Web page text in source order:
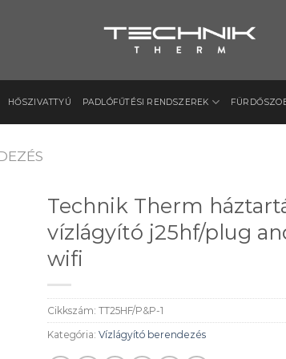
HŐSZIVATTYÚ PADLÓFŰTÉSI RENDSZEREK
Technik Therm
vízlágyító j25hf/plug
wifi
Cikkszám: TT25HF/P&P-1
Kategória: Vízlágyító berendezés